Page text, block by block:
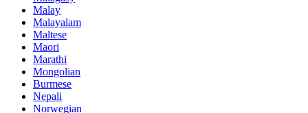
Malay
Malayalam
Maltese
Maori
Marathi
Mongolian
Burmese
Nepali
Norwegian